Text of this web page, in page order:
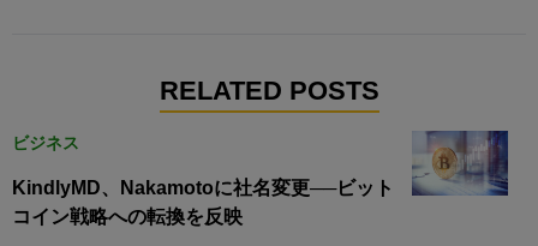
RELATED POSTS
ビジネス
KindlyMD、Nakamotoに社名変更──ビット
コイン戦略への転換を反映